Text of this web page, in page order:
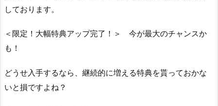
しております。
＜限定！大幅特典アップ完了！＞ 今が最大のチャンスか
も！
どうせ入手するなら、継続的に増える特典を貰っておかな
いと損ですよね？